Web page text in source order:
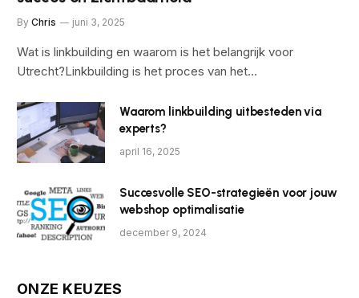
By Chris juni 3, 2025
Wat is linkbuilding en waarom is het belangrijk voor
Utrecht?Linkbuilding is het proces van het…
Waarom linkbuilding uitbesteden via
experts?
april 16, 2025
Succesvolle SEO-strategieën voor jouw
webshop optimalisatie
december 9, 2024
ONZE KEUZES